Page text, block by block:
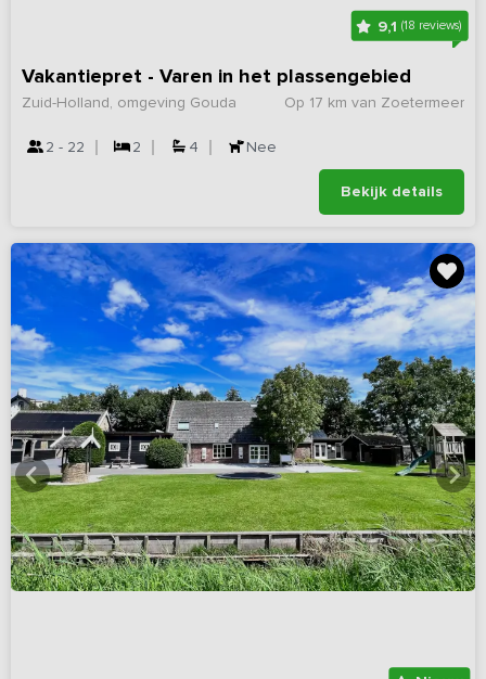
9,1(18 reviews)
Vakantiepret - Varen in het plassengebied
Op 17 km van Zoetermeer
Zuid-Holland, omgeving Gouda
2 - 22 2 4 Nee
Bekijk details